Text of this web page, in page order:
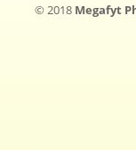
© 2018 Megafyt